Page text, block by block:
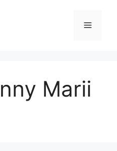
Menu
Marii